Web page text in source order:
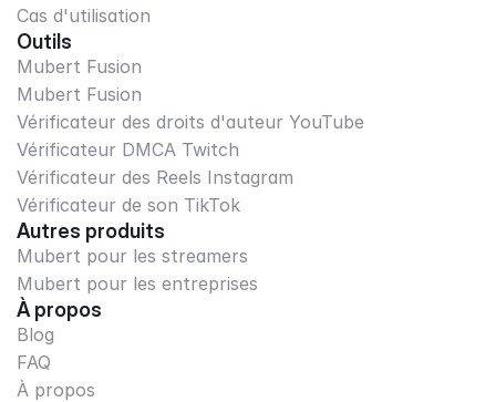
Cas d'utilisation
Outils
Mubert Fusion
Mubert Fusion
Vérificateur des droits d'auteur YouTube
Vérificateur DMCA Twitch
Vérificateur des Reels Instagram
Vérificateur de son TikTok
Autres produits
Mubert pour les streamers
Mubert pour les entreprises
À propos
Blog
FAQ
À propos